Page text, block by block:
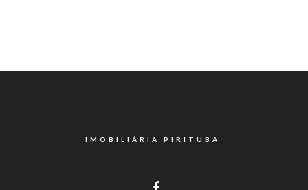
IMOBILIÁRIA PIRITUBA